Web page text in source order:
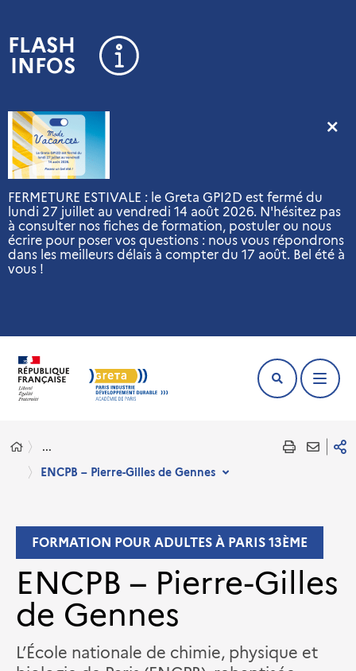
FLASH
INFOS
FERMETURE ESTIVALE : le Greta GPI2D est fermé du
lundi 27 juillet au vendredi 14 août 2026. N'hésitez pas
à consulter nos fiches de formation, postuler ou nous
écrire pour poser vos questions : nous vous répondrons
dans les meilleurs délais à compter du 17 août. Bel été à
vous !
...
ENCPB – Pierre-Gilles de Gennes
FORMATION POUR ADULTES À PARIS 13ÈME
ENCPB – Pierre-Gilles
de Gennes
L’École nationale de chimie, physique et